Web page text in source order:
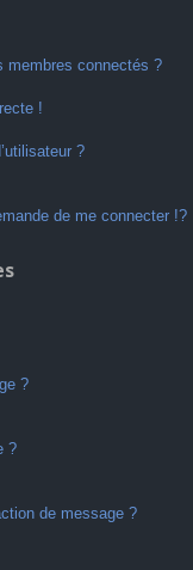
membres connectés ?
!
?
de me connecter !?
?
?
de message ?